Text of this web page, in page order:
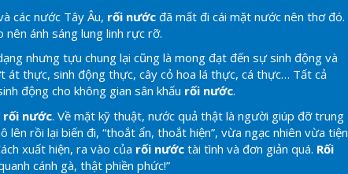
các nước Tây Âu, rối nước đã mất đi cái mặt nước nên thơ đó.
ánh sáng lung linh rực rỡ.
nhưng tựu chung lại cũng là mong đạt đến sự sinh động và
át thực, sinh động thực, cây cỏ hoa lá thực, cá thực… Tất cả
động cho không gian sân khấu rối nước.
rối nước. Về mặt kỹ thuật, nước quả thật là người giúp đỡ trung
rồi lại biến đi, “thoắt ẩn, thoắt hiện”, vừa ngạc nhiên vừa tiện
xuất hiện, ra vào của rối nước tài tình và đơn giản quá. Rối
cánh gà, thật phiền phức!”